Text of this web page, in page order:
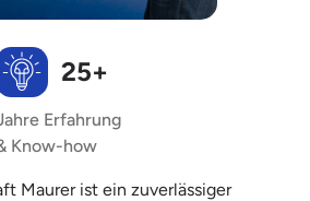
Maurer ist ein zuverlässiger
25+
Erfahrung
Know-how